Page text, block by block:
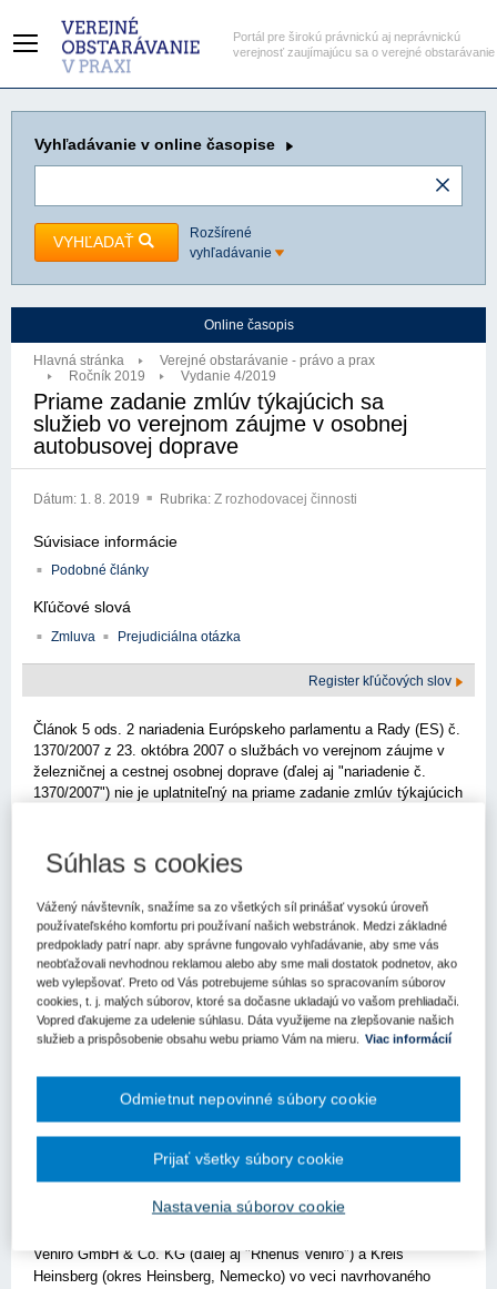
Portál pre širokú právnickú aj neprávnickú
verejnosť zaujímajúcu sa o verejné obstarávanie
Vyhľadávanie v online časopise
VYHĽADAŤ
Rozšírené
vyhľadávanie
Online časopis
Hlavná stránka
Verejné obstarávanie - právo a prax
Ročník 2019
Vydanie 4/2019
Priame zadanie zmlúv týkajúcich sa
služieb vo verejnom záujme v osobnej
autobusovej doprave
Dátum: 1. 8. 2019 Rubrika: Z rozhodovacej činnosti
Súvisiace informácie
Podobné články
Kľúčové slová
Zmluva Prejudiciálna otázka
Register kľúčových slov
Článok 5 ods. 2 nariadenia Európskeho parlamentu a Rady (ES) č.
1370/2007 z 23. októbra 2007 o službách vo verejnom záujme v
železničnej a cestnej osobnej doprave (ďalej aj "nariadenie č.
1370/2007") nie je uplatniteľný na priame zadanie zmlúv týkajúcich
Európskeho parlamentu a Rady 2004/17/ES z 31. marca 2004 o
koordinácii postupov obstarávania subjektov pôsobiacich v
odvetviach vodného hospodárstva, energetiky, dopravy a
poštových služieb (ďalej aj "smernica 2004/17/ES") a smernice
Európskeho parlamentu a Rady 2004/18/ES z 31. marca 2004 o
koordinácii postupov zadávania verejných zákaziek na práce,
verejných zákaziek na dodávku tovaru a verejných zákaziek na
služby (ďalej aj "smernica 2004/18/ES"). Rozsudok Súdneho dvora
EÚ z 21. marca 2019 vo veciach C-266/17 a C-267/17,
Verkehrsbetrieb Hüttebräucker a BVR Busverkehr Rheinland
Návrhy na začatie prejudiciálneho konania sa týkajú výkladu
podané v rámci dvoch sporov, a to v prvom spore medzi Rhein-
Sieg-Kreis (okres Rhein-Sieg, Nemecko) a spoločnosťami
Verkehrsbetrieb Hüttebräucker GmbH a BVR Busverkehr
Veniro GmbH & Co. KG (ďalej aj "Rhenus Veniro") a Kreis
Heinsberg (okres Heinsberg, Nemecko) vo veci navrhovaného
Súhlas s cookies
Vážený návštevník, snažíme sa zo všetkých síl prinášať vysokú úroveň
používateľského komfortu pri používaní našich webstránok. Medzi základné
predpoklady patrí napr. aby správne fungovalo vyhľadávanie, aby sme vás
neobťažovali nevhodnou reklamou alebo aby sme mali dostatok podnetov, ako
web vylepšovať. Preto od Vás potrebujeme súhlas so spracovaním súborov
cookies, t. j. malých súborov, ktoré sa dočasne ukladajú vo vašom prehliadači.
Vopred ďakujeme za udelenie súhlasu. Dáta využijeme na zlepšovanie našich
služieb a prispôsobenie obsahu webu priamo Vám na mieru. Viac informácií
Nastavenia súborov cookie
Odmietnut nepovinné súbory cookie
Prijať všetky súbory cookie